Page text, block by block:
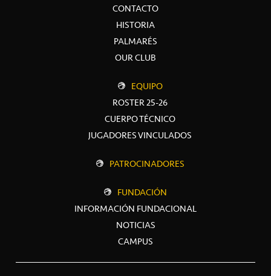
CONTACTO
HISTORIA
PALMARÉS
OUR CLUB
EQUIPO
ROSTER 25-26
CUERPO TÉCNICO
JUGADORES VINCULADOS
PATROCINADORES
FUNDACIÓN
INFORMACIÓN FUNDACIONAL
NOTICIAS
CAMPUS